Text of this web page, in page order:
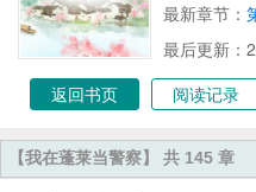
最新章节：
最后更新：
返回书页
阅读记录
【我在蓬莱当警察】 共 145 章